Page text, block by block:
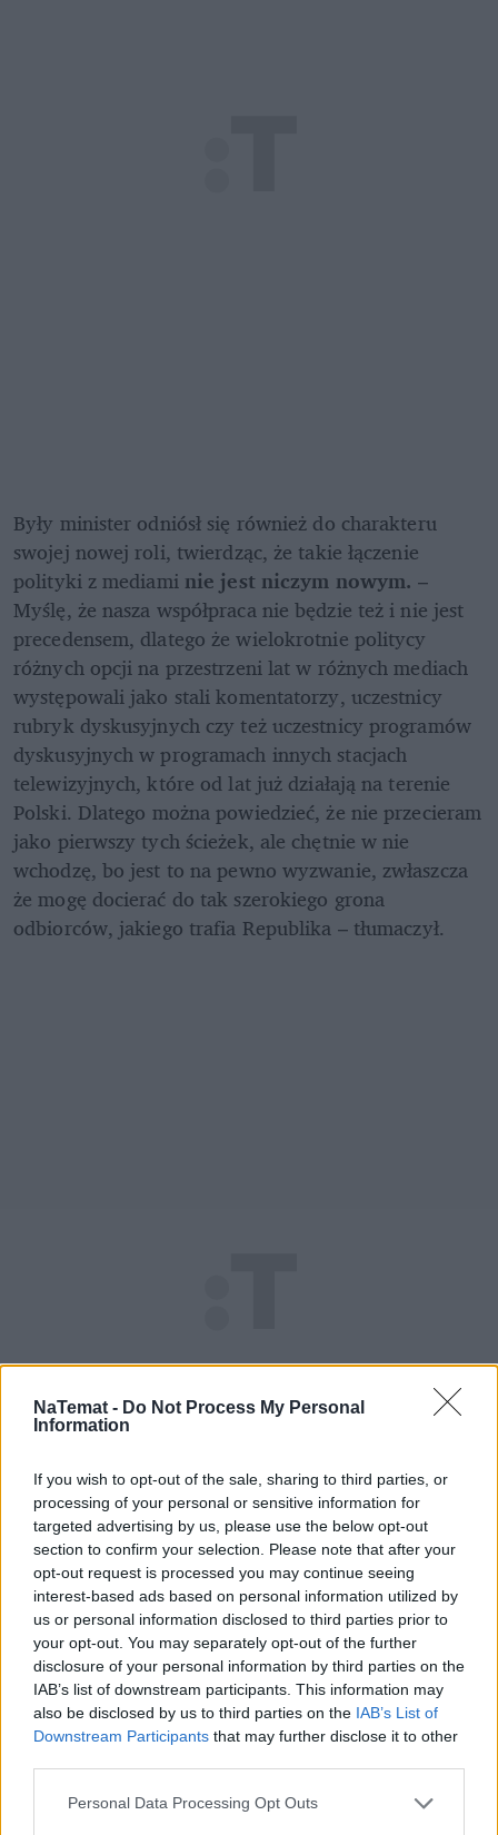
NaTemat - Do Not Process My Personal
Information
If you wish to opt-out of the sale, sharing to third parties, or
processing of your personal or sensitive information for
targeted advertising by us, please use the below opt-out
section to confirm your selection. Please note that after your
opt-out request is processed you may continue seeing
interest-based ads based on personal information utilized by
us or personal information disclosed to third parties prior to
your opt-out. You may separately opt-out of the further
disclosure of your personal information by third parties on the
IAB’s list of downstream participants. This information may
also be disclosed by us to third parties on the IAB’s List of
Downstream Participants that may further disclose it to other
Personal Data Processing Opt Outs
Były minister odniósł się również do charakteru
swojej nowej roli, twierdząc, że takie łączenie
polityki z mediami nie jest niczym nowym. –
Myślę, że nasza współpraca nie będzie też i nie jest
precedensem, dlatego że wielokrotnie politycy
różnych opcji na przestrzeni lat w różnych mediach
występowali jako stali komentatorzy, uczestnicy
rubryk dyskusyjnych czy też uczestnicy programów
dyskusyjnych w programach innych stacjach
telewizyjnych, które od lat już działają na terenie
Polski. Dlatego można powiedzieć, że nie przecieram
jako pierwszy tych ścieżek, ale chętnie w nie
wchodzę, bo jest to na pewno wyzwanie, zwłaszcza
że mogę docierać do tak szerokiego grona
odbiorców, jakiego trafia Republika – tłumaczył.
Łupiemy carski beton!  Drytooling
pod Warszawą (Janówek Pierwszy) |
kierunek:GÓRY #4
W ocenie resortu sprawiedliwości Ziobro najpewniej
otrzymał genewski dokument podróży wydany
przez byłe władze Węgier, ale i tak potrzebna jest
wiza. Jak wcześniej ustalił Onet, kluczową rolę w
tym wyjeździe mogła odegrać właśnie TV Republika.
Według nieoficjalnych informacji to dzięki
wizie